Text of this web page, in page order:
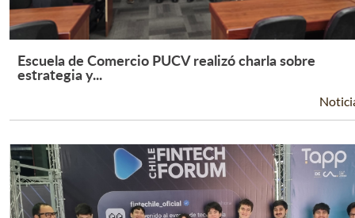
Leer Más +
Escuela de Comercio PUCV realizó charla sobre
estrategia y...